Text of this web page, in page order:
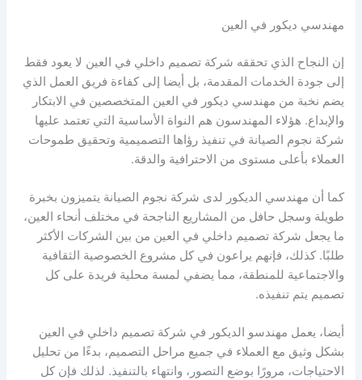
مهندسي ديكور في العين
إن النجاح الذي تحققه شركة تصميم داخلي في العين لا يعود فقط
إلى جودة الخدمات المقدمة، بل أيضا إلى كفاءة فريق العمل الذي
يضم نخبة من مهندسي ديكور في العين المتخصصين في الابتكار
والإبداع. هؤلاء المهندسون هم النواة الأساسية التي تعتمد عليها
شركة نجوم الصيانة في تنفيذ رؤاها التصميمية وتحقيق طموحات
العملاء بأعلى مستوى من الاحترافية والدقة.
كما أن مهندسي الديكور لدى شركة نجوم الصيانة يتميزون بخبرة
طويلة وسجل حافل من المشاريع الناجحة في مختلف أنحاء العين،
ما يجعل شركة تصميم داخلي في العين من بين الشركات الأكثر
طلبًا. كذلك، فإنهم يراعون في كل مشروع الخصوصية الثقافية
والاجتماعية للمنطقة، مما يضفي لمسة محلية فريدة على كل
تصميم يتم تنفيذه.
أيضا، يعمل مهندسو الديكور في شركة تصميم داخلي في العين
بشكل وثيق مع العملاء في جميع مراحل التصميم، بدءًا من تحليل
الاحتياجات، مرورًا بوضع التصور، وانتهاء بالتنفيذ. لذلك فإن كل